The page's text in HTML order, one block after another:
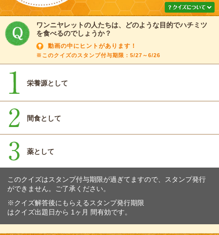
ワンニヤレットの人たちは、どのような目的でハチミツ
を食べるのでしょうか？
動画の中にヒントがあります！
※このクイズのスタンプ付与期限：5/27～6/26
栄養源として
間食として
薬として
このクイズはスタンプ付与期限が過ぎてますので、スタンプ発行
ができません。ご了承ください。
※クイズ解答後にもらえるスタンプ発行期限
はクイズ出題日から 1ヶ月 間有効です。